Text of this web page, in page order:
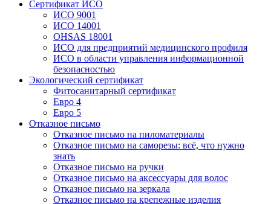
Сертификат ИСО
ИСО 9001
ИСО 14001
OHSAS 18001
ИСО для предприятий медицинского профиля
ИСО в области управления информационной
безопасностью
Экологический сертификат
Фитосанитарный сертификат
Евро 4
Евро 5
Отказное письмо
Отказное письмо на пиломатериалы
Отказное письмо на саморезы: всё, что нужно
знать
Отказное письмо на ручки
Отказное письмо на аксессуары для волос
Отказное письмо на зеркала
Отказное письмо на крепежные изделия